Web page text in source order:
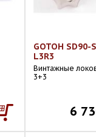
GOTOH
L3R3
Винтажные
3+3
6